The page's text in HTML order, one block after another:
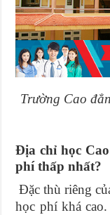
Trường Cao
Địa chỉ học
phí thấp nhất?
Đặc thù riêng
học phí khá